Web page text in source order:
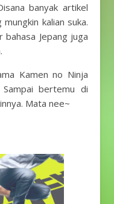
banyak artikel
kalian suka.
bahasa Jepang juga
Kamen no Ninja
bertemu di
Mata nee~